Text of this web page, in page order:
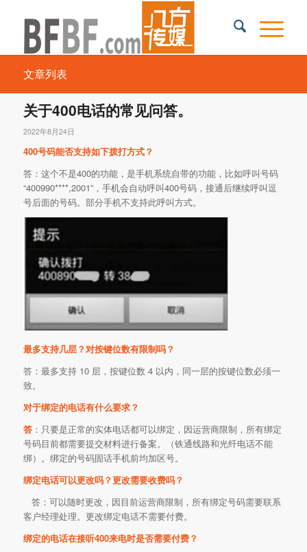
文章列表
关于400电话的常见问答。
2022年8月24日
400号码能否支持如下拨打方式？
答：这个不是400的功能，是手机系统自带的功能，比如呼叫号码
“400990****,2001”，手机会自动呼叫400号码，接通后继续呼叫逗
号后面的号码。部分手机不支持此呼叫方式。
最多支持几层？对按键位数有限制吗？
答：最多支持 10 层，按键位数 4 以内，同一层的按键位数必须一
致。
对于绑定的电话有什么要求？
答：只要是正常的实体电话都可以绑定，因运营商限制，所有绑定
号码目前都需要提交材料进行备案。（铁通线路和光纤电话不能
绑）。绑定的号码固话手机前均加区号。
绑定电话可以更改吗？更改需要收费吗？
答：可以随时更改，因目前运营商限制，所有绑定号码需要联系
客户经理处理。更改绑定电话不需要付费。
绑定的电话在接听400来电时是否需要付费？